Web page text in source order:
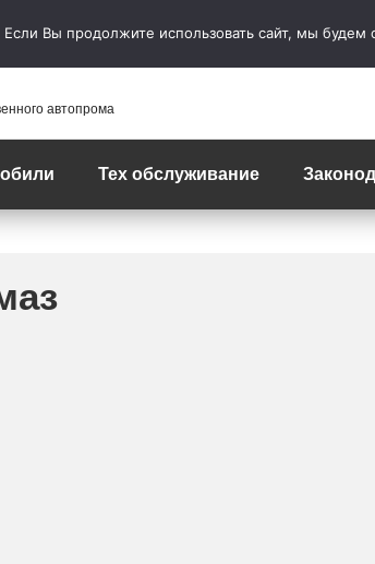
автопрома
Тех обслуживание
Вы продолжите использовать сайт, мы будем